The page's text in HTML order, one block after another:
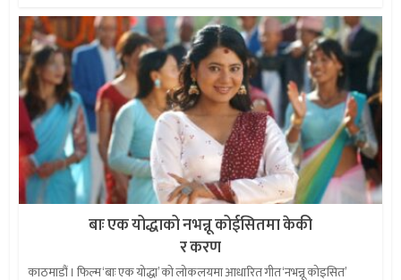
बाः एक योद्धाको नभन्नू कोईसितमा केकी
र करण
काठमाडौं । फिल्म ‘बाः एक योद्धा’ को लोकलयमा आधारित गीत ‘नभन्नू कोइसित’